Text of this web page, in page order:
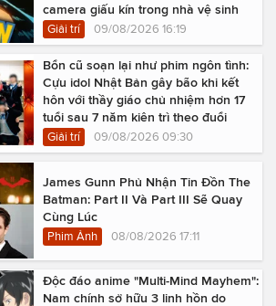
camera giấu kín trong nhà vệ sinh
Giải trí 09/08/2026 16:19
Bổn cũ soạn lại như phim ngôn tình:
Cựu idol Nhật Bản gây bão khi kết
hôn với thầy giáo chủ nhiệm hơn 17
tuổi sau 7 năm kiên trì theo đuổi
Giải trí 09/08/2026 09:30
James Gunn Phủ Nhận Tin Đồn The
Batman: Part II Và Part III Sẽ Quay
Cùng Lúc
Phim Ảnh 08/08/2026 17:11
Độc đáo anime "Multi-Mind Mayhem":
Nam chính sở hữu 3 linh hồn do